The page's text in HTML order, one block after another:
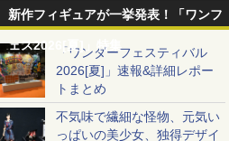
新作フィギュアが一挙発表！「ワンフ
ェス2026[夏]」特集「ワンダーフェスティバル
2026[夏]」速報&詳細レポー
トまとめ
不気味で繊細な怪物、元気い
っぱいの美少女、独得デザイ